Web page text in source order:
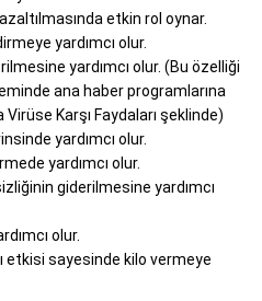
etkin rol oynar.
yardımcı olur.
yardımcı olur. (Bu özelliği
ana haber programlarına
Virüse Karşı Faydaları şeklinde)
yardımcı olur.
yardımcı olur.
giderilmesine yardımcı
olur.
etkisi sayesinde kilo vermeye